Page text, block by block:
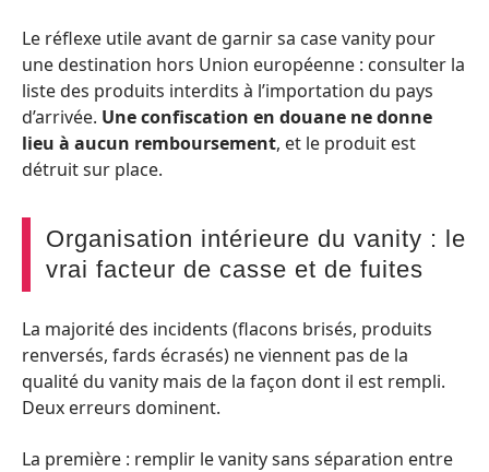
Le réflexe utile avant de garnir sa case vanity pour
une destination hors Union européenne : consulter la
liste des produits interdits à l’importation du pays
d’arrivée. Une confiscation en douane ne donne
lieu à aucun remboursement, et le produit est
détruit sur place.
Organisation intérieure du vanity : le
vrai facteur de casse et de fuites
La majorité des incidents (flacons brisés, produits
renversés, fards écrasés) ne viennent pas de la
qualité du vanity mais de la façon dont il est rempli.
Deux erreurs dominent.
La première : remplir le vanity sans séparation entre